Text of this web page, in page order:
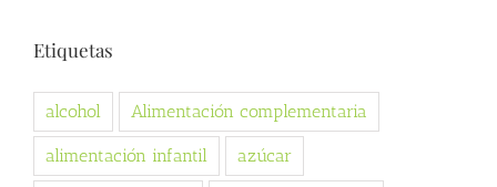
Etiquetas
alcohol Alimentación complementaria
alimentación infantil azúcar